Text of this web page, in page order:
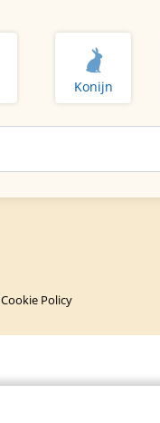
Konijn
Cookie Policy